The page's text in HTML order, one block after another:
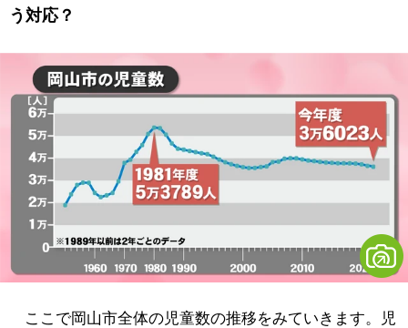
う対応？
ここで岡山市全体の児童数の推移をみていきます。児